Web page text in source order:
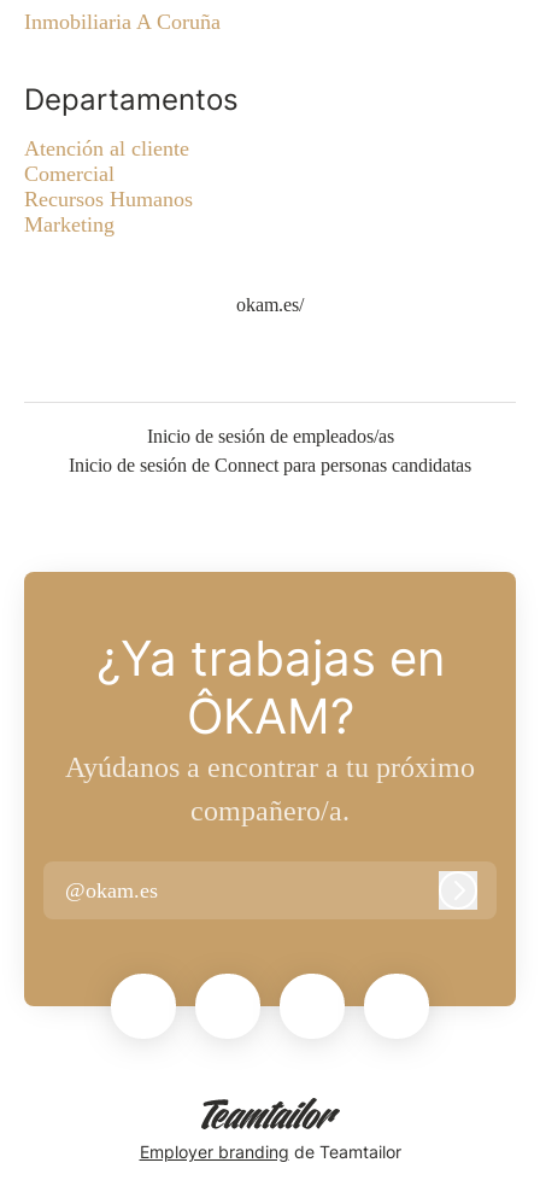
Inmobiliaria A Coruña
Departamentos
Atención al cliente
Comercial
Recursos Humanos
Marketing
okam.es/
Inicio de sesión de empleados/as
Inicio de sesión de Connect para personas candidatas
¿Ya trabajas en
ÔKAM?
Ayúdanos a encontrar a tu próximo
compañero/a.
@okam.es
Employer branding de Teamtailor